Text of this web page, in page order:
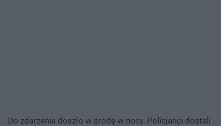
Do zdarzenia doszło w środę w nocy. Policjanci dostali